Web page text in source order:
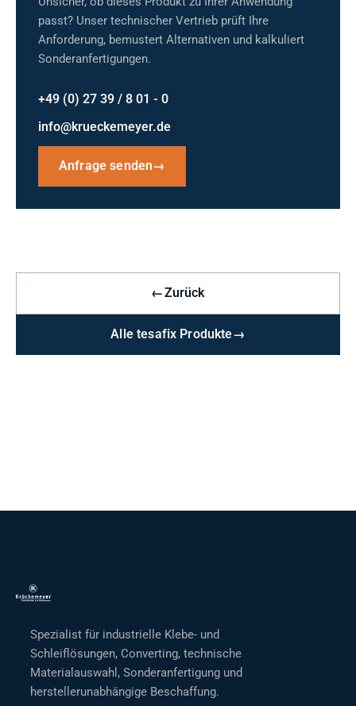
passt? Unser technischer Vertrieb prüft Ihre
Anforderung, bemustert Alternativen und kalkuliert
Sonderanfertigungen.
+49 (0) 27 39 / 8 01 - 0
info@krueckemeyer.de
Anfrage senden→
←Zurück
Alle tesafix Produkte→
Spezialist für industrielle Klebe- und
Schleiflösungen, Converting, technische
Materialauswahl, Sonderanfertigung und
herstellerunabhängige Beschaffung.